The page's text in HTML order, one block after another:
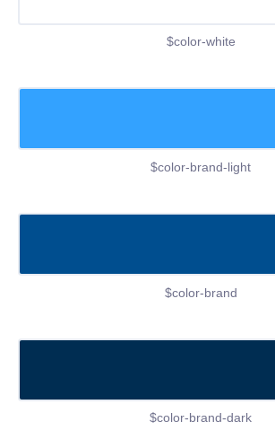
$color-white
$color-brand-light
$color-brand
$color-brand-dark